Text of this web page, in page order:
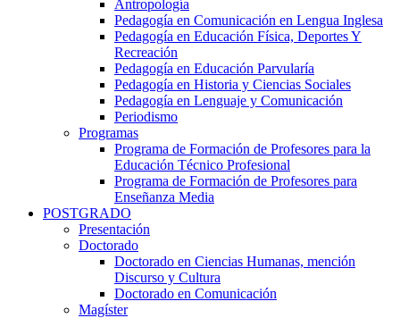
Antropología
Pedagogía en Comunicación en Lengua Inglesa
Pedagogía en Educación Física, Deportes Y
Recreación
Pedagogía en Educación Parvularía
Pedagogía en Historia y Ciencias Sociales
Pedagogía en Lenguaje y Comunicación
Periodismo
Programas
Programa de Formación de Profesores para la
Educación Técnico Profesional
Programa de Formación de Profesores para
Enseñanza Media
POSTGRADO
Presentación
Doctorado
Doctorado en Ciencias Humanas, mención
Discurso y Cultura
Doctorado en Comunicación
Magíster